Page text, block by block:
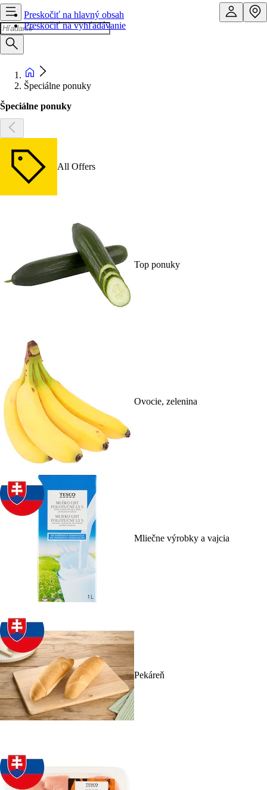
Preskočiť na hlavný obsah
Preskočiť na vyhľadávanie
Špeciálne ponuky
Špeciálne ponuky
All Offers
Top ponuky
Ovocie, zelenina
Mliečne výrobky a vajcia
Pekáreň